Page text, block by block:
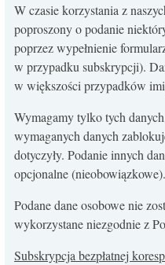
W czasie korzystania z
poproszony o podanie
poprzez wypełnienie
w przypadku subskrypcji).
w większości przypadków
Wymagamy tylko tych
wymaganych danych
dotyczyły. Podanie innych
opcjonalne (nieobowiązkowe).
Podane dane osobowe nie
wykorzystane niezgodnie z
Subskrypcja bezpłatnej